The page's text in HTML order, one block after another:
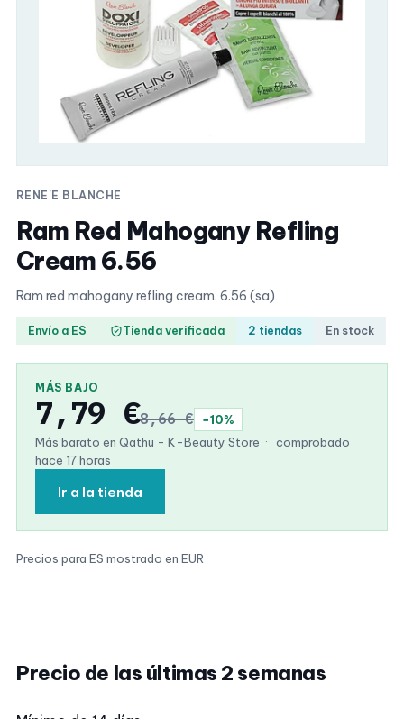
RENE'E BLANCHE
Ram Red Mahogany Refling
Cream 6.56
Ram red mahogany refling cream. 6.56 (sa)
Envío a ES Tienda verificada 2 tiendas En stock
MÁS BAJO
7,79 €8,66 €
−10%
Más barato en Qathu - K-Beauty Store ·
comprobado
hace 17 horas
Ir a la tienda
Precios para ES·mostrado en EUR
Precio de las últimas 2 semanas